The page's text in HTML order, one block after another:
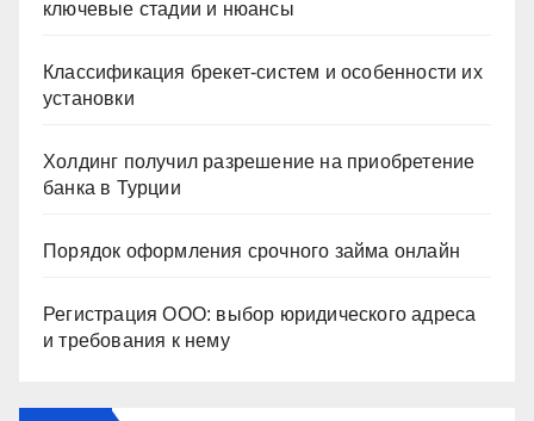
ключевые стадии и нюансы
Классификация брекет-систем и особенности их
установки
Холдинг получил разрешение на приобретение
банка в Турции
Порядок оформления срочного займа онлайн
Регистрация ООО: выбор юридического адреса
и требования к нему